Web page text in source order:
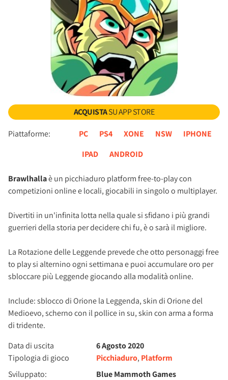
ACQUISTASU APP STORE
Piattaforme: PC PS4 XONE NSW
IPHONE
IPAD
ANDROID
Brawlhallaè un picchiaduro platform free-to-play con
competizioni online e locali, giocabili in singolo o multiplayer.
Divertiti in un'infinita lotta nella quale si sfidano i più grandi
guerrieri della storia per decidere chi fu, è o sarà il migliore.
La Rotazione delle Leggende prevede che otto personaggi free
to play si alternino ogni settimana e puoi accumulare oro per
sbloccare più Leggende giocando alla modalità online.
Include: sblocco di Orione la Leggenda, skin di Orione del
Medioevo, scherno con il pollice in su, skin con arma a forma
di tridente.
Data di uscita
6 Agosto 2020
Tipologia di gioco
Picchiaduro, Platform
Sviluppato:
Blue Mammoth Games